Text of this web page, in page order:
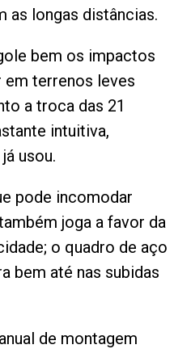
as longas distâncias.
bem os impactos
em terrenos leves
a troca das 21
intuitiva,
usou.
pode incomodar
joga a favor da
o quadro de aço
bem até nas subidas
de montagem